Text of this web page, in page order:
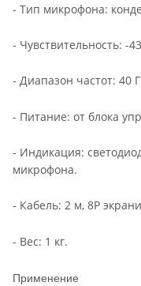
- Тип микрофона:
- Чувствительность: -
- Диапазон частот: 40
- Питание: от блока
- Индикация:
микрофона.
- Кабель: 2 м, 8P
- Вес: 1 кг.
Применение